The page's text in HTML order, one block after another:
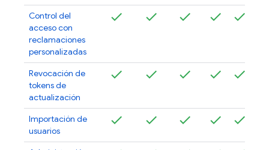
Control del
acceso con
reclamaciones
personalizadas
Revocación de
tokens de
actualización
Importación de
usuarios